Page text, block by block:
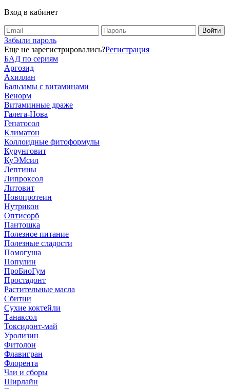
Вход в кабинет
Забыли пароль
Еще не зарегистрировались?Регистрация
БАД по сериям
Аргозид
Ахиллан
Бальзамы с витаминами
Венорм
Витаминные драже
Галега-Нова
Гепатосол
Климатон
Коллоидные фитоформулы
Курунговит
КуЭМсил
Лептины
Липроксол
Литовит
Новопротеин
Нутрикон
Оптисорб
Пантошка
Полезное питание
Полезные сладости
Помогуша
Популин
ПроБиоГум
Простадонт
Растительные масла
Сбитни
Сухие коктейли
Танаксол
Токсидонт-май
Уролизин
Фитолон
Флавигран
Флорента
Чаи и сборы
Ширлайн